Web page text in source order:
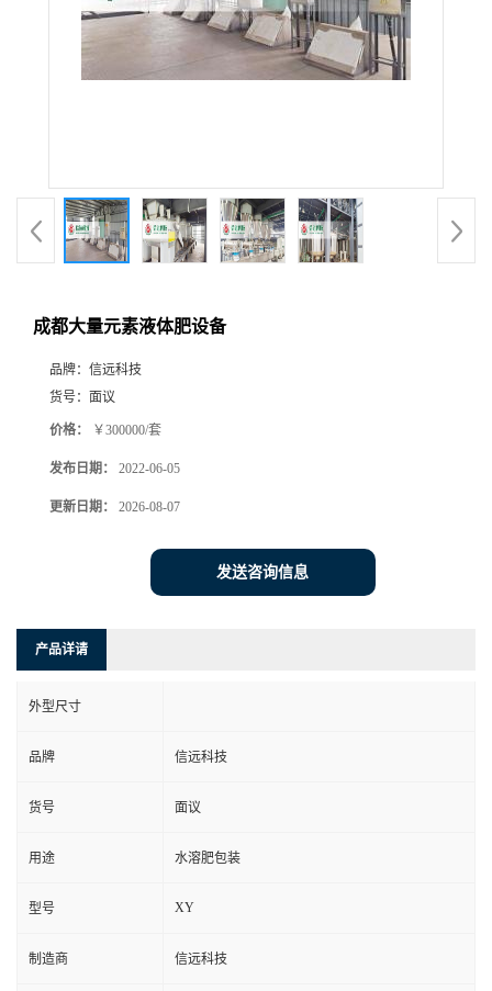
成都大量元素液体肥设备
品牌： 信远科技
货号： 面议
价格： ￥300000/套
发布日期： 2022-06-05
更新日期： 2026-08-07
发送咨询信息
产品详请
外型尺寸
品牌 信远科技
货号 面议
用途 水溶肥包装
型号 XY
制造商 信远科技